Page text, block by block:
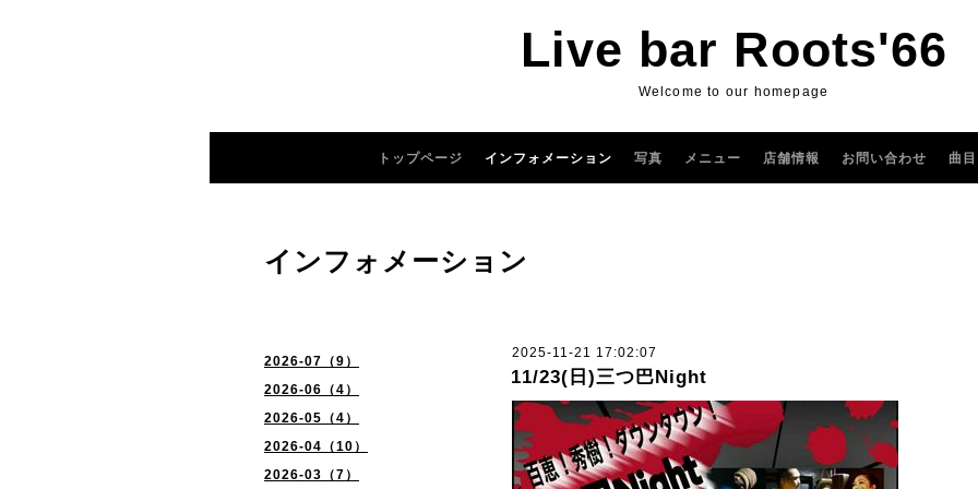
Live bar Roots'66
Welcome to our homepage
トップページ インフォメーション 写真 メニュー 店舗情報 お問い合わせ 曲
2026-07（9）
2026-06（4）
2026-05（4）
2026-04（10）
2026-03（7）
インフォメーション
2025-11-21 17:02:07
11/23(日)三つ巴Night